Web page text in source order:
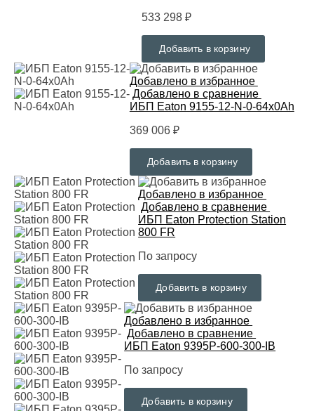
533 298 ₽
Добавить в корзину
Добавлено в избранное
Добавлено в сравнение
ИБП Eaton 9155-12-N-0-64x0Ah
369 006 ₽
Добавить в корзину
Добавлено в избранное
Добавлено в сравнение
ИБП Eaton Protection Station
800 FR
По запросу
Добавить в корзину
Добавлено в избранное
Добавлено в сравнение
ИБП Eaton 9395P-600-300-IB
По запросу
Добавить в корзину